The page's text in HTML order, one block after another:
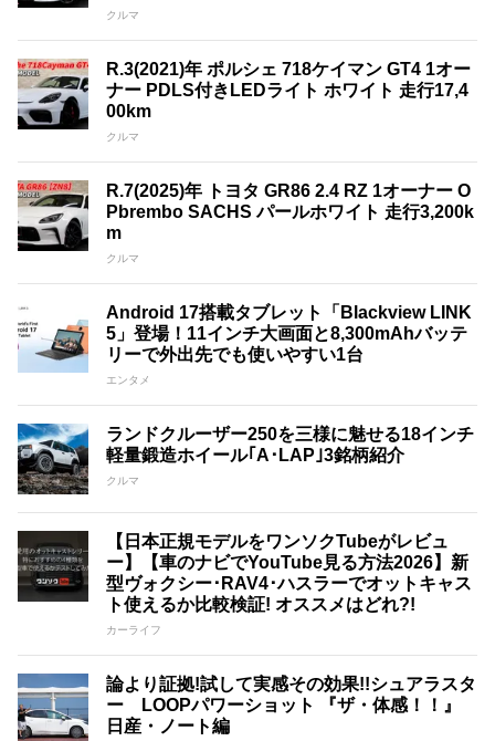
クルマ
R.3(2021)年 ポルシェ 718ケイマン GT4 1オー
ナー PDLS付きLEDライト ホワイト 走行17,4
00km
クルマ
R.7(2025)年 トヨタ GR86 2.4 RZ 1オーナー O
Pbrembo SACHS パールホワイト 走行3,200k
m
クルマ
Android 17搭載タブレット「Blackview LINK
5」登場！11インチ大画面と8,300mAhバッテ
リーで外出先でも使いやすい1台
エンタメ
ランドクルーザー250を三様に魅せる18インチ
軽量鍛造ホイール｢A･LAP｣3銘柄紹介
クルマ
【日本正規モデルをワンソクTubeがレビュ
ー】【車のナビでYouTube見る方法2026】新
型ヴォクシー･RAV4･ハスラーでオットキャス
ト使えるか比較検証! オススメはどれ?!
カーライフ
論より証拠!試して実感その効果!!シュアラスタ
ー LOOPパワーショット 『ザ・体感！！』
日産・ノート編